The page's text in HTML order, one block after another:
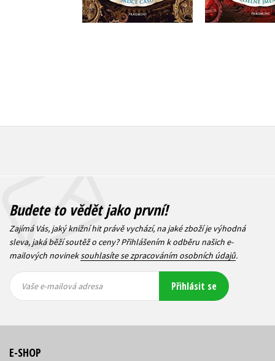
399 Kč
319 Kč 319 Kč
Budete to vědět jako první!
Zajímá Vás, jaký knižní hit právě vychází, na jaké zboží je výhodná
sleva, jaká běží soutěž o ceny? Přihlášením k odběru našich e-
mailových novineksouhlasíte se zpracováním osobních údajů.
mailová
mailová
Vaše e-mailová adresa Přihlásit se
E-SHOP